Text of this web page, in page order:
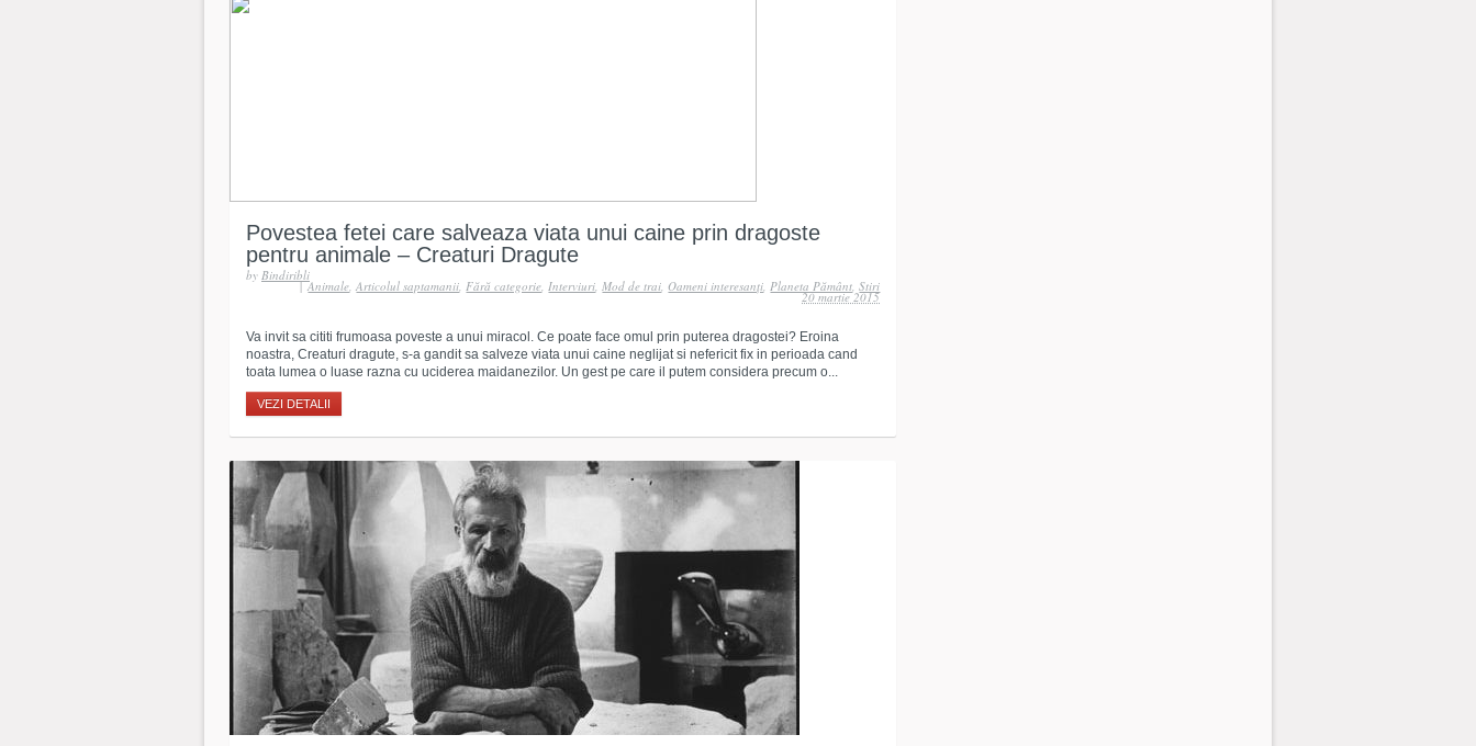
Povestea fetei care salveaza viata unui caine prin dragoste
pentru animale – Creaturi Dragute
by Bindiribli
| Animale,Articolul saptamanii,Fără categorie,Interviuri,Mod de trai,Oameni interesanţi,Planeta Pământ,Stiri
20 martie 2015
Va invit sa cititi frumoasa poveste a unui miracol. Ce poate face omul prin puterea dragostei? Eroina
noastra, Creaturi dragute, s-a gandit sa salveze viata unui caine neglijat si nefericit fix in perioada cand
toata lumea o luase razna cu uciderea maidanezilor. Un gest pe care il putem considera precum o...
VEZI DETALII